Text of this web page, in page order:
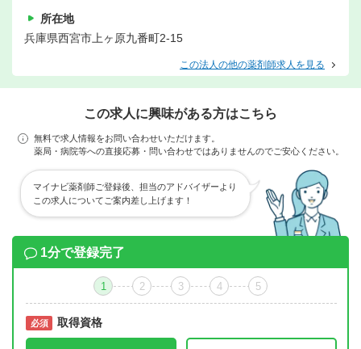
所在地
兵庫県西宮市上ヶ原九番町2-15
この法人の他の薬剤師求人を見る
この求人に興味がある方はこちら
無料で求人情報をお問い合わせいただけます。
薬局・病院等への直接応募・問い合わせではありませんのでご安心ください。
マイナビ薬剤師ご登録後、担当のアドバイザーより
この求人についてご案内差し上げます！
1分で登録完了
1 2 3 4 5
必須 取得資格